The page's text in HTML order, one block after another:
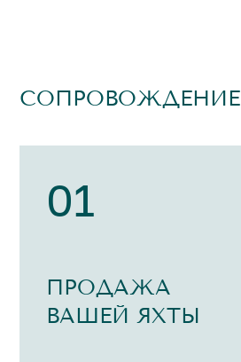
СОПРОВОЖДЕНИЕ
01
ПРОДАЖА
ВАШЕЙ ЯХТЫ